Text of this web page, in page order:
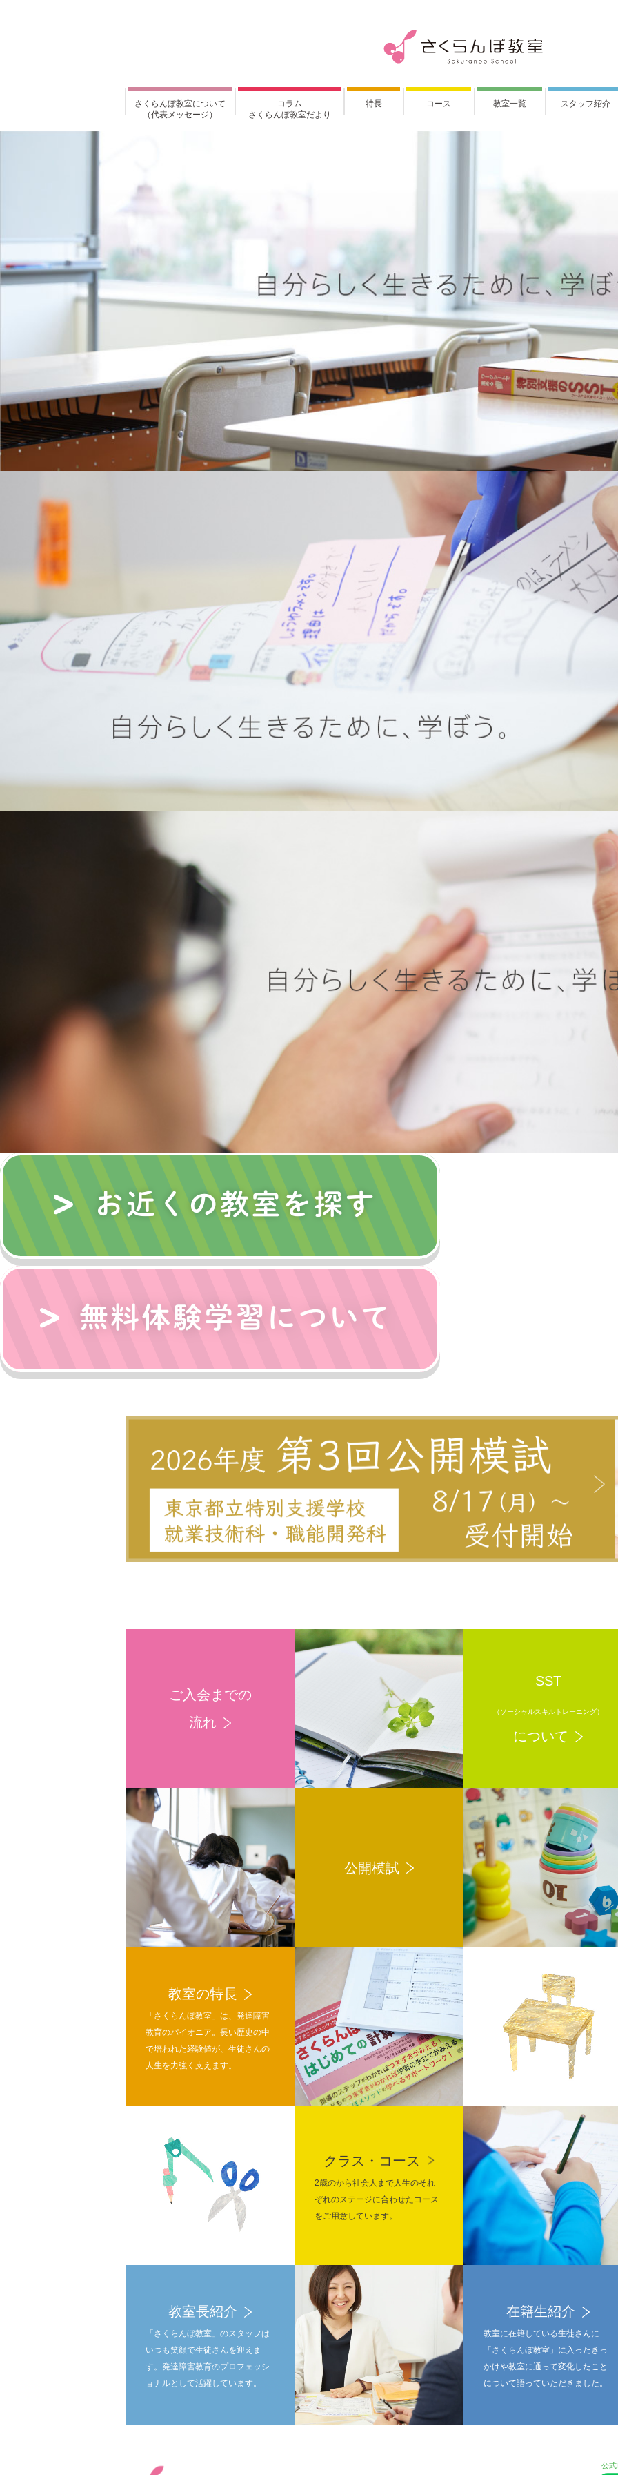
さくらんぼ教室について
（代表メッセージ）
コラム
さくらんぼ教室だより
特長 コース 教室一覧 スタッフ紹介
ご入会までの
流れ
SST
（ソーシャルスキルトレーニング）
について
公開模試
教室の特長
「さくらんぼ教室」は、発達障害
教育のパイオニア。長い歴史の中
で培われた経験値が、生徒さんの
人生を力強く支えます。
クラス・コース
2歳のから社会人まで人生のそれ
ぞれのステージに合わせたコース
をご用意しています。
教室長紹介
「さくらんぼ教室」のスタッフは
いつも笑顔で生徒さんを迎えま
す。発達障害教育のプロフェッシ
ョナルとして活躍しています。
在籍生紹介
教室に在籍している生徒さんに
「さくらんぼ教室」に入ったきっ
かけや教室に通って変化したこと
について語っていただきました。